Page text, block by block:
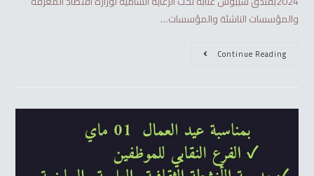
والمؤسسات الناشئة والمؤسسات…
Continue Reading